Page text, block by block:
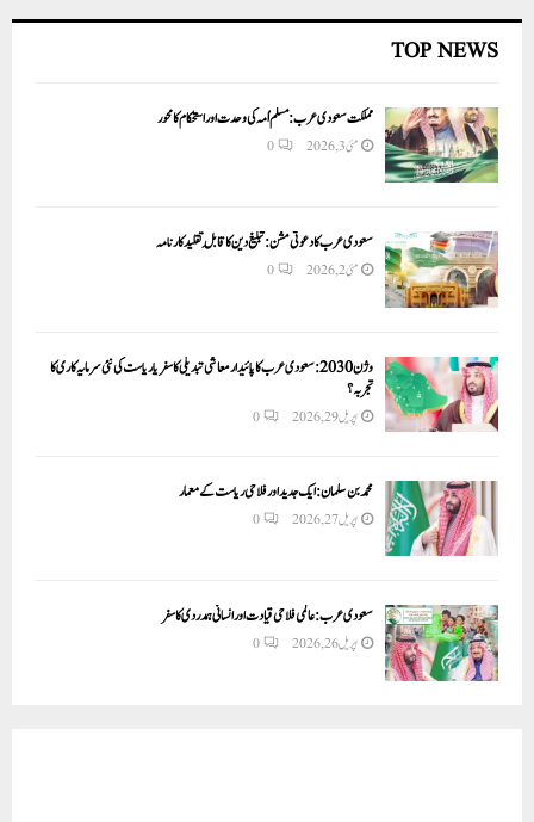
TOP NEWS
مملکت سعودی عرب: مسلم اُمہ کی وحدت اور استحکام کا محور
مئی 3, 2026 0
سعودی عرب کا دعوتی مشن: تبلیغ دین کا قابلِ تقلید کارنامہ
مئی 2, 2026 0
وژن 2030:سعودی عرب کا پائیدار معاشی تبدیلی کا سفر یا ریاست کی نئی سرمایہ کاری کا
تجربہ؟
اپریل 29, 2026 0
محمد بن سلمان: ایک جدید اور فلاحی ریاست کے معمار
اپریل 27, 2026 0
سعودی عرب: عالمی فلاحی قیادت اور انسانی ہمدردی کا سفر
اپریل 26, 2026 0